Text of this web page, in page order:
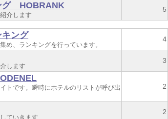
グ HOBRANK
介します
5
ング
め、ランキングを行っています。
4
します
3
トです。瞬時にホテルのリストが呼び出
2
ていきます
2